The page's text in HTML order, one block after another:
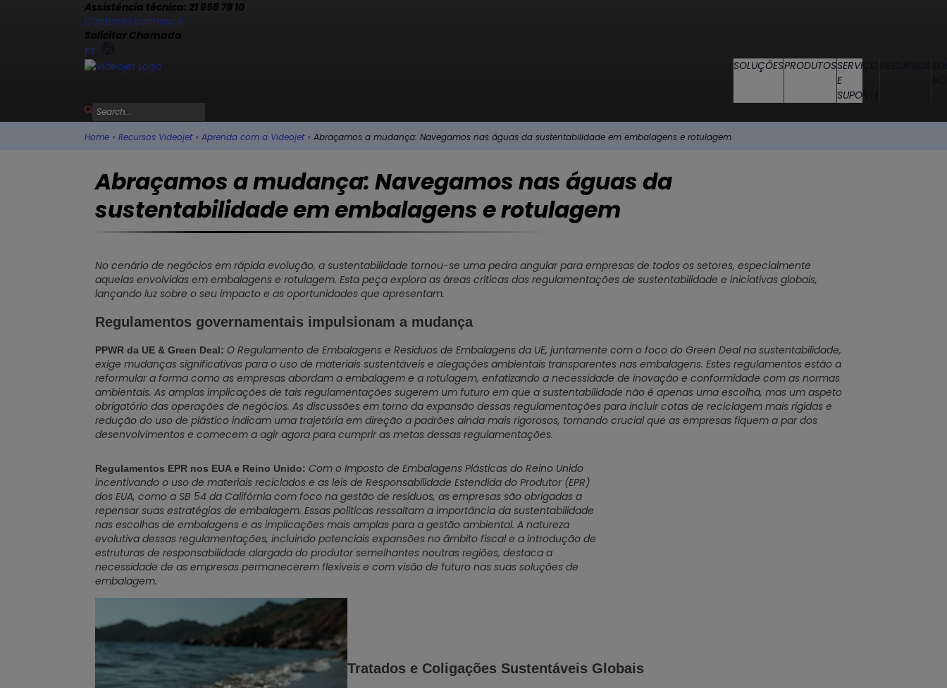
Assistência técnica: 21 958 78 10
Contacta connosco
Solicitar Chamada
PT
SOLUÇÕESPRODUTOSSERVIÇO
E
SUPORTE
Home › Recursos Videojet › Aprenda com a Videojet › Abraçamos a mudança: Navegamos nas águas da sustentabilidade em embalagens e rotulagem
Abraçamos a mudança: Navegamos nas águas da
sustentabilidade em embalagens e rotulagem
No cenário de negócios em rápida evolução, a sustentabilidade tornou-se uma pedra angular para empresas de todos os setores, especialmente
aquelas envolvidas em embalagens e rotulagem. Esta peça explora as áreas críticas das regulamentações de sustentabilidade e iniciativas globais,
lançando luz sobre o seu impacto e as oportunidades que apresentam.
Regulamentos governamentais impulsionam a mudança
PPWR da UE & Green Deal: O Regulamento de Embalagens e Resíduos de Embalagens da UE, juntamente com o foco do Green Deal na sustentabilidade,
exige mudanças significativas para o uso de materiais sustentáveis e alegações ambientais transparentes nas embalagens. Estes regulamentos estão a
reformular a forma como as empresas abordam a embalagem e a rotulagem, enfatizando a necessidade de inovação e conformidade com as normas
ambientais. As amplas implicações de tais regulamentações sugerem um futuro em que a sustentabilidade não é apenas uma escolha, mas um aspeto
obrigatório das operações de negócios. As discussões em torno da expansão dessas regulamentações para incluir cotas de reciclagem mais rígidas e
redução do uso de plástico indicam uma trajetória em direção a padrões ainda mais rigorosos, tornando crucial que as empresas fiquem a par dos
desenvolvimentos e comecem a agir agora para cumprir as metas dessas regulamentações.
Regulamentos EPR nos EUA e Reino Unido: Com o Imposto de Embalagens Plásticas do Reino Unido
incentivando o uso de materiais reciclados e as leis de Responsabilidade Estendida do Produtor (EPR)
dos EUA, como a SB 54 da Califórnia com foco na gestão de resíduos, as empresas são obrigadas a
repensar suas estratégias de embalagem. Essas políticas ressaltam a importância da sustentabilidade
nas escolhas de embalagens e as implicações mais amplas para a gestão ambiental. A natureza
evolutiva dessas regulamentações, incluindo potenciais expansões no âmbito fiscal e a introdução de
estruturas de responsabilidade alargada do produtor semelhantes noutras regiões, destaca a
necessidade de as empresas permanecerem flexíveis e com visão de futuro nas suas soluções de
embalagem.
Tratados e Coligações Sustentáveis Globais